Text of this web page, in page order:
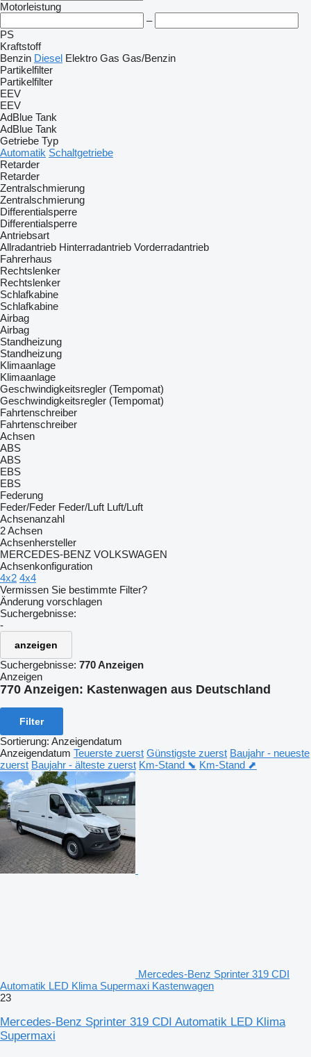
Motorleistung
–
PS
Kraftstoff
Benzin Diesel Elektro Gas Gas/Benzin
Partikelfilter
Partikelfilter
EEV
EEV
AdBlue Tank
AdBlue Tank
Getriebe Typ
Automatik Schaltgetriebe
Retarder
Retarder
Zentralschmierung
Zentralschmierung
Differentialsperre
Differentialsperre
Antriebsart
Allradantrieb Hinterradantrieb Vorderradantrieb
Fahrerhaus
Rechtslenker
Rechtslenker
Schlafkabine
Schlafkabine
Airbag
Airbag
Standheizung
Standheizung
Klimaanlage
Klimaanlage
Geschwindigkeitsregler (Tempomat)
Geschwindigkeitsregler (Tempomat)
Fahrtenschreiber
Fahrtenschreiber
Achsen
ABS
ABS
EBS
EBS
Federung
Feder/Feder Feder/Luft Luft/Luft
Achsenanzahl
2 Achsen
Achsenhersteller
MERCEDES-BENZ VOLKSWAGEN
Achsenkonfiguration
4x2 4x4
Vermissen Sie bestimmte Filter?
Änderung vorschlagen
Suchergebnisse:
-
anzeigen
Suchergebnisse: 770 Anzeigen
Anzeigen
770 Anzeigen: Kastenwagen aus Deutschland
Filter
Sortierung: Anzeigendatum
Anzeigendatum Teuerste zuerst Günstigste zuerst Baujahr - neueste
zuerst Baujahr - älteste zuerst Km-Stand ⬊ Km-Stand ⬈
Mercedes-Benz Sprinter 319 CDI
Automatik LED Klima Supermaxi Kastenwagen
23
Mercedes-Benz Sprinter 319 CDI Automatik LED Klima
Supermaxi